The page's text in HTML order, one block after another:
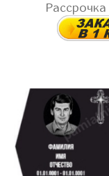
Рассрочка